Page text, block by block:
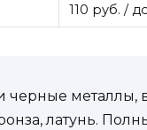
110 руб. /
металлы,
латунь.